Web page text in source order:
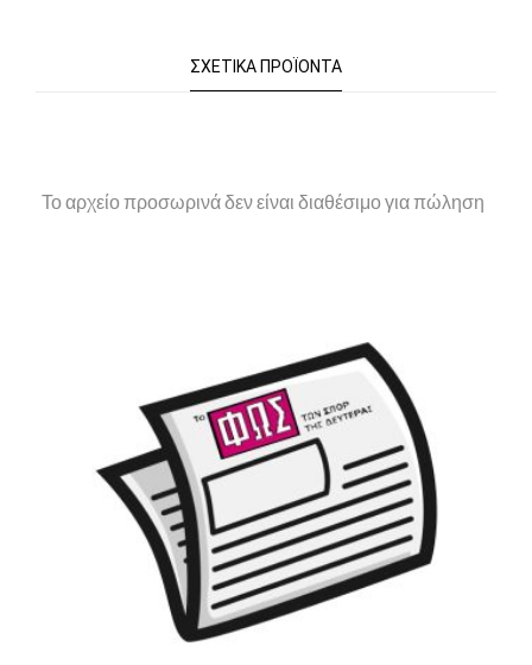
ΣΧΕΤΙΚΆ ΠΡΟΪΌΝΤΑ
Το αρχείο προσωρινά δεν είναι διαθέσιμο για πώληση